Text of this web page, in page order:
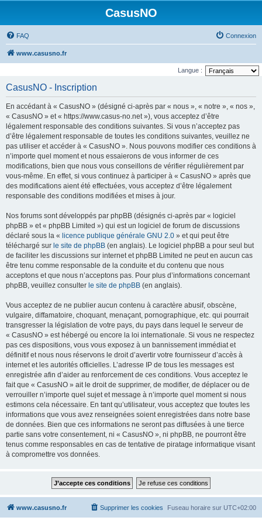
CasusNO
FAQ Connexion
www.casusno.fr
Langue :
CasusNO - Inscription
En accédant à « CasusNO » (désigné ci-après par « nous », « notre », « nos »,
« CasusNO » et « https://www.casus-no.net »), vous acceptez d’être
légalement responsable des conditions suivantes. Si vous n’acceptez pas
d’être légalement responsable de toutes les conditions suivantes, veuillez ne
pas utiliser et accéder à « CasusNO ». Nous pouvons modifier ces conditions à
n’importe quel moment et nous essaierons de vous informer de ces
modifications, bien que nous vous conseillons de vérifier régulièrement par
vous-même. En effet, si vous continuez à participer à « CasusNO » après que
des modifications aient été effectuées, vous acceptez d’être légalement
responsable des conditions modifiées et mises à jour.
Nos forums sont développés par phpBB (désignés ci-après par « logiciel
phpBB » et « phpBB Limited ») qui est un logiciel de forum de discussions
déclaré sous la « licence publique générale GNU 2.0 » et qui peut être
téléchargé sur le site de phpBB (en anglais). Le logiciel phpBB a pour seul but
de faciliter les discussions sur internet et phpBB Limited ne peut en aucun cas
être tenu comme responsable de la conduite et du contenu que nous
acceptons et que nous n’acceptons pas. Pour plus d’informations concernant
phpBB, veuillez consulter le site de phpBB (en anglais).
Vous acceptez de ne publier aucun contenu à caractère abusif, obscène,
vulgaire, diffamatoire, choquant, menaçant, pornographique, etc. qui pourrait
transgresser la législation de votre pays, du pays dans lequel le serveur de
« CasusNO » est hébergé ou encore la loi internationale. Si vous ne respectez
pas ces dispositions, vous vous exposez à un bannissement immédiat et
définitif et nous nous réservons le droit d’avertir votre fournisseur d’accès à
internet et les autorités officielles. L’adresse IP de tous les messages est
enregistrée afin d’aider au renforcement de ces conditions. Vous acceptez le
fait que « CasusNO » ait le droit de supprimer, de modifier, de déplacer ou de
verrouiller n’importe quel sujet et message à n’importe quel moment si nous
estimons cela nécessaire. En tant qu’utilisateur, vous acceptez que toutes les
informations que vous avez renseignées soient enregistrées dans notre base
de données. Bien que ces informations ne seront pas diffusées à une tierce
partie sans votre consentement, ni « CasusNO », ni phpBB, ne pourront être
tenus comme responsables en cas de tentative de piratage informatique visant
à compromettre vos données.
www.casusno.fr Fuseau horaire sur UTC+02:00
Supprimer les cookies